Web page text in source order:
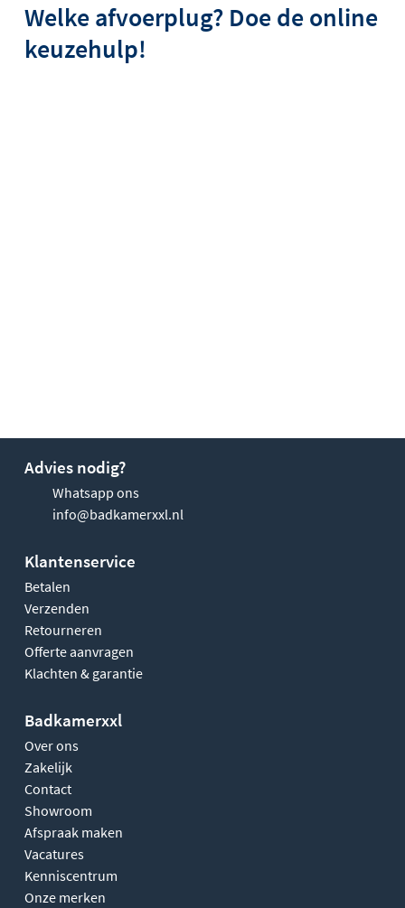
Welke afvoerplug? Doe de online
keuzehulp!
Advies nodig?
Whatsapp ons
info@badkamerxxl.nl
Klantenservice
Betalen
Verzenden
Retourneren
Offerte aanvragen
Klachten & garantie
Badkamerxxl
Over ons
Zakelijk
Contact
Showroom
Afspraak maken
Vacatures
Kenniscentrum
Onze merken